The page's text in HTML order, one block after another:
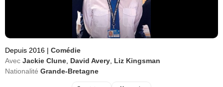
Depuis 2016 | Comédie
Avec Jackie Clune David Avery Liz Kingsman
Nationalité Grande-Bretagne